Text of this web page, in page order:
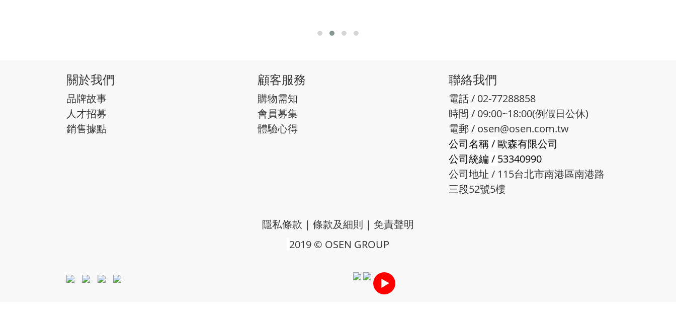
關於我們
品牌故事
人才招募
銷售據點
顧客服務
購物需知
會員募集
體驗心得
聯絡我們
電話 / 02-77288858
時間 / 09:00~18:00(例假日公休)
電郵 / osen@osen.com.tw
公司名稱/歐森有限公司
公司統編 / 53340990
公司地址 / 115台北市南港區南港路
三段52號5樓
隱私條款 | 條款及細則 | 免責聲明
2019 © OSEN GROUP